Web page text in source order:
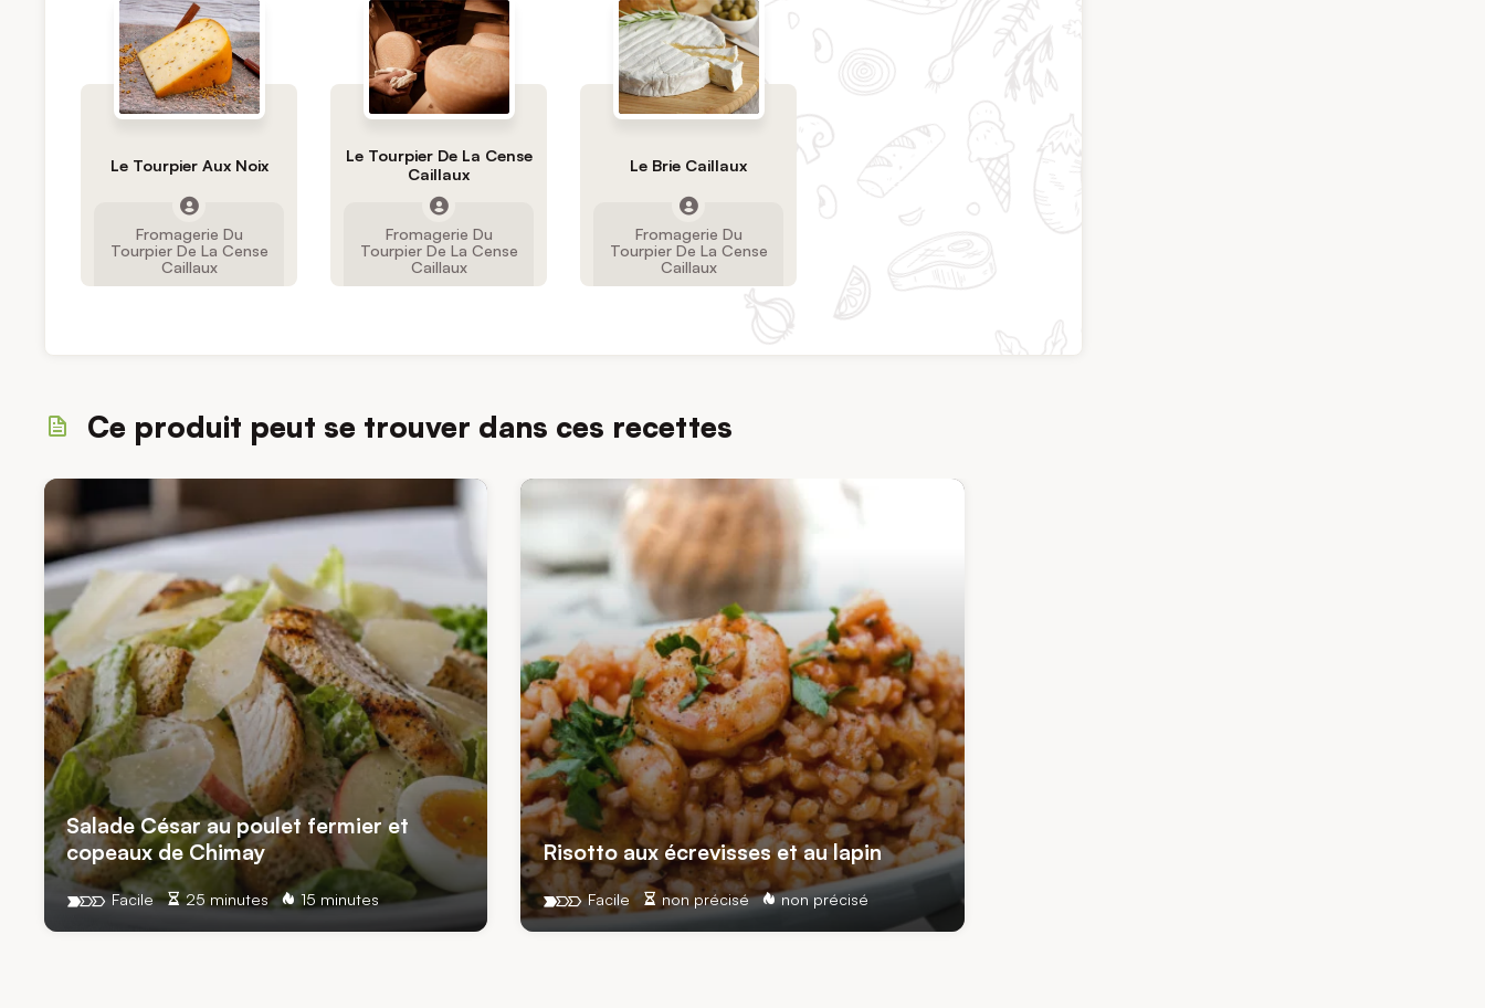
Le Tourpier Aux Noix
Fromagerie Du
Tourpier De La Cense
Caillaux
Le Tourpier De La Cense
Caillaux
Fromagerie Du
Tourpier De La Cense
Caillaux
Le Brie Caillaux
Fromagerie Du
Tourpier De La Cense
Caillaux
Ce produit peut se trouver dans ces recettes
Salade César au poulet fermier et
copeaux de Chimay
25 minutes 15 minutes
Facile
Risotto aux écrevisses et au lapin
non précisé non précisé
Facile